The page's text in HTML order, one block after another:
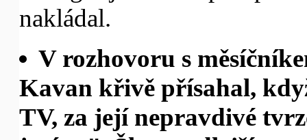
nakládal.
V rozhovoru s
Kavan křivě přísahal,
TV, za její nepravdivé